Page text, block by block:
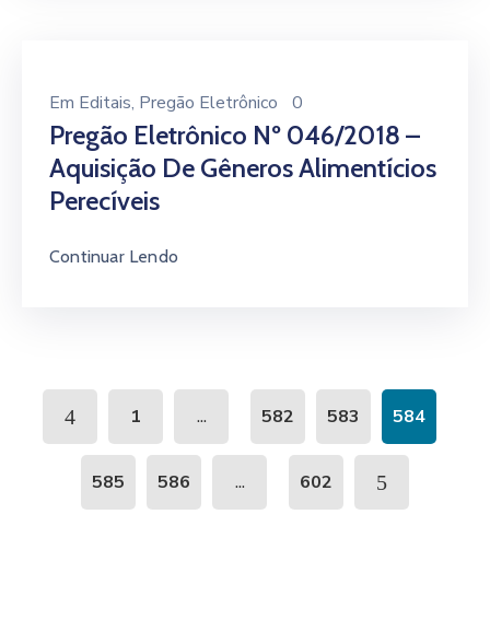
Em Editais‚ Pregão Eletrônico 0
Pregão Eletrônico Nº 046/2018 –
Aquisição De Gêneros Alimentícios
Perecíveis
Continuar Lendo
1 ... 582 583 584
585 586 ... 602